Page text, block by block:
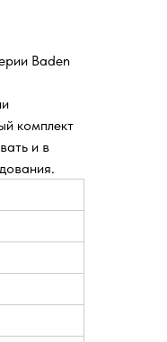
Baden
комплект
и в